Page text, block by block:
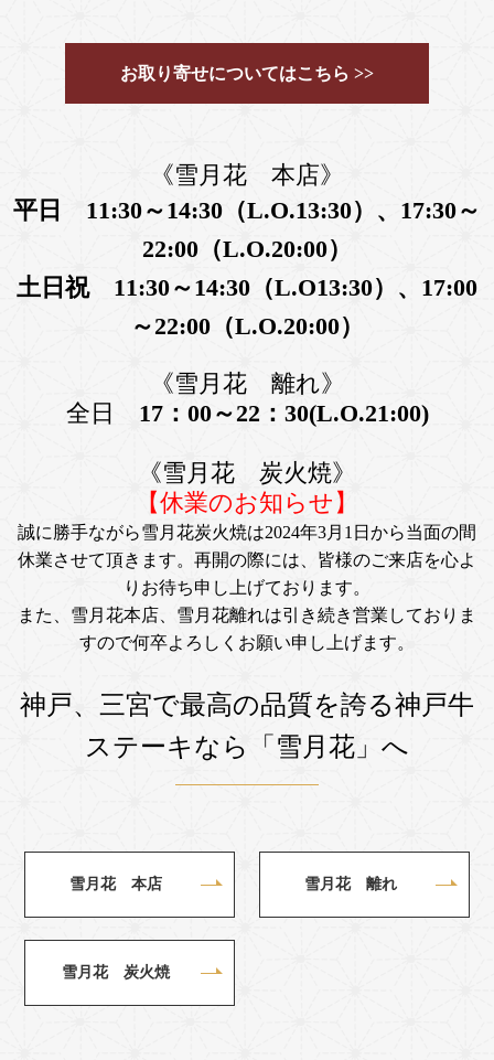
お取り寄せについてはこちら >>
《雪月花 本店》
平日 11:30～14:30（L.O.13:30）、17:30～
22:00（L.O.20:00）
土日祝 11:30～14:30（L.O13:30）、17:00
～22:00（L.O.20:00）
《雪月花 離れ》
全日 17：00～22：30(L.O.21:00)
《雪月花 炭火焼》
【休業のお知らせ】
誠に勝手ながら雪月花炭火焼は2024年3月1日から当面の間
休業させて頂きます。再開の際には、皆様のご来店を心よ
りお待ち申し上げております。
また、雪月花本店、雪月花離れは引き続き営業しておりま
すので何卒よろしくお願い申し上げます。
神戸、三宮で最高の品質を誇る神戸牛
ステーキなら「雪月花」へ
雪月花 本店 雪月花 離れ
雪月花 炭火焼